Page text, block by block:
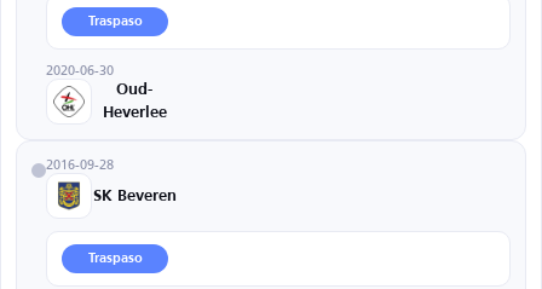
Traspaso
2020-06-30
Oud-
Heverlee
2016-09-28
SK Beveren
Traspaso